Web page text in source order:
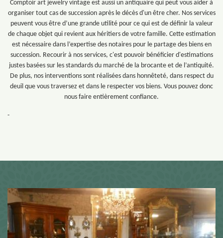
Comptoir art jewelry vintage est aussi un antiquaire qui peut vous aider à
organiser tout cas de succession après le décès d'un être cher. Nos services
peuvent vous être d’une grande utilité pour ce qui est de définir la valeur
de chaque objet qui revient aux héritiers de votre famille. Cette estimation
est nécessaire dans l’expertise des notaires pour le partage des biens en
succession. Recourir à nos services, c'est pouvoir bénéficier d'estimations
justes basées sur les standards du marché de la brocante et de l’antiquité.
De plus, nos interventions sont réalisées dans honnêteté, dans respect du
deuil que vous traversez et dans le respecter vos biens. Vous pouvez donc
nous faire entièrement confiance.
-